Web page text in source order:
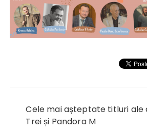
articole
Cele mai așteptate titluri ale
Trei și Pandora M